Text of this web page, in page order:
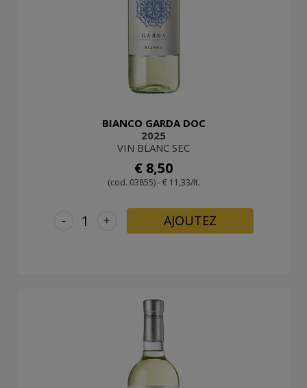
BIANCO GARDA DOC
2025
VIN BLANC SEC
€ 8,50
(cod. 03855) - € 11,33/lt.
+
- AJOUTEZ